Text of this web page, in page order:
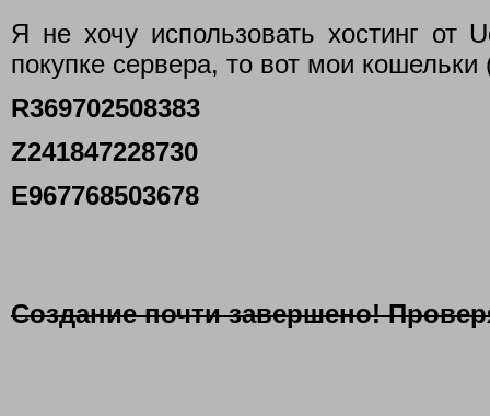
Я не хочу использовать хостинг
покупке сервера, то вот мои
R369702508383
Z241847228730
E967768503678
Создание почти завершено!